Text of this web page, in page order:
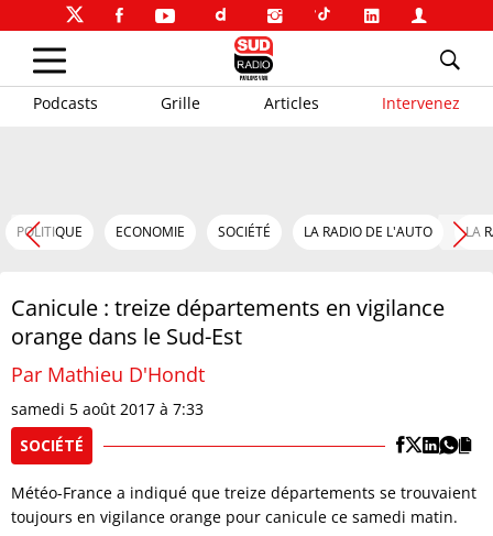
Podcasts Grille Articles Intervenez
POLITIQUE ECONOMIE SOCIÉTÉ LA RADIO DE L'AUTO LA
Canicule : treize départements en vigilance
orange dans le Sud-Est
Par Mathieu D'Hondt
samedi 5 août 2017 à 7:33
SOCIÉTÉ
Météo-France a indiqué que treize départements se trouvaient
toujours en vigilance orange pour canicule ce samedi matin.